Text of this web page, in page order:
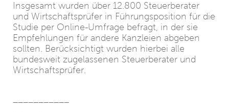
Insgesamt wurden über 12.800 Steuerberater
und Wirtschaftsprüfer in Führungsposition für die
Studie per Online-Umfrage befragt, in der sie
Empfehlungen für andere Kanzleien abgeben
sollten. Berücksichtigt wurden hierbei alle
bundesweit zugelassenen Steuerberater und
Wirtschaftsprüfer.